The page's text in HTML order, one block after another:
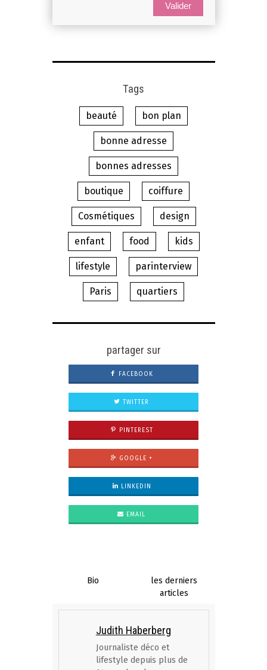
Valider
Tags
beauté bon plan
bonne adresse
bonnes adresses
boutique coiffure
Cosmétiques design
enfant food kids
lifestyle parinterview
Paris quartiers
partager sur
FACEBOOK
TWITTER
PINTEREST
GOOGLE +
LINKEDIN
EMAIL
Bio
les derniers
articles
Judith Haberberg
Journaliste déco et
lifestyle depuis plus de